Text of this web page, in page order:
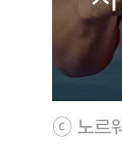
ⓒ 노르